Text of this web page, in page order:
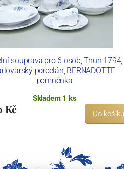
souprava pro 6 osob, Thun 1794,
porcelán, BERNADOTTE
pomněnka
Skladem 1 ks
Kč Do košíku